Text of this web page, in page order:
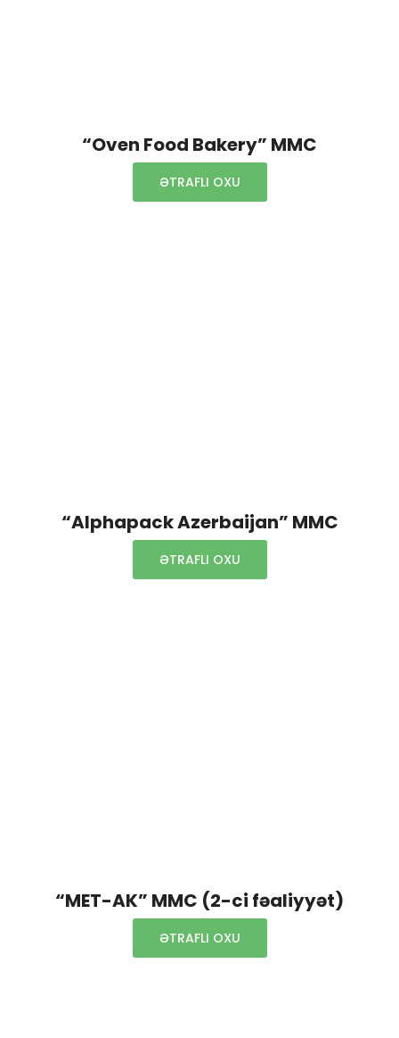
“Oven Food Bakery” MMC
ƏTRAFLI OXU
“Alphapack Azerbaijan” MMC
ƏTRAFLI OXU
“MET-AK” MMC (2-ci fəaliyyət)
ƏTRAFLI OXU